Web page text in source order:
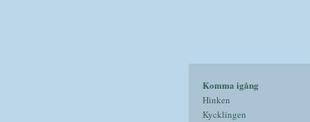
Komma igång
Hinken
Kycklingen